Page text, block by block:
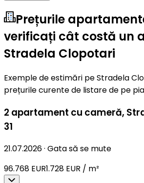
Prețurile
verificați cât costă un
Stradela Clopotari
Exemple de estimări pe Stradela
prețurile curente de listare de pe
2 apartament cu cameră,
31
21.07.2026· Gata să se mute
96.768 EUR1.728 EUR / m²